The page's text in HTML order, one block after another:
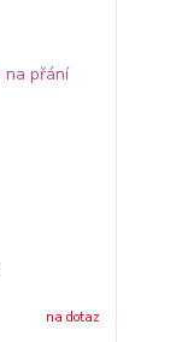
na dotaz